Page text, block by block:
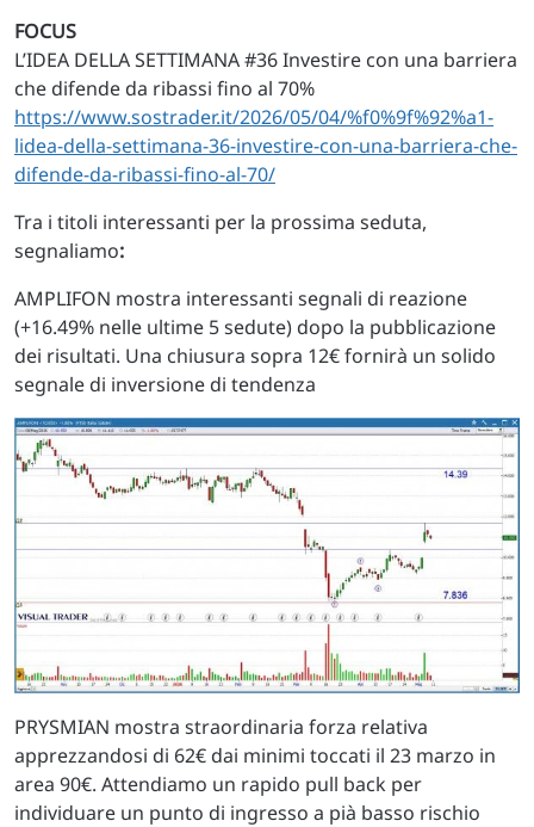
FOCUS
L’IDEA DELLA SETTIMANA #36 Investire con una barriera
che difende da ribassi fino al 70%
https://www.sostrader.it/2026/05/04/%f0%9f%92%a1-
lidea-della-settimana-36-investire-con-una-barriera-che-
difende-da-ribassi-fino-al-70/
Tra i titoli interessanti per la prossima seduta,
segnaliamo:
AMPLIFON mostra interessanti segnali di reazione
(+16.49% nelle ultime 5 sedute) dopo la pubblicazione
dei risultati. Una chiusura sopra 12€ fornirà un solido
segnale di inversione di tendenza
PRYSMIAN mostra straordinaria forza relativa
apprezzandosi di 62€ dai minimi toccati il 23 marzo in
area 90€. Attendiamo un rapido pull back per
individuare un punto di ingresso a pià basso rischio